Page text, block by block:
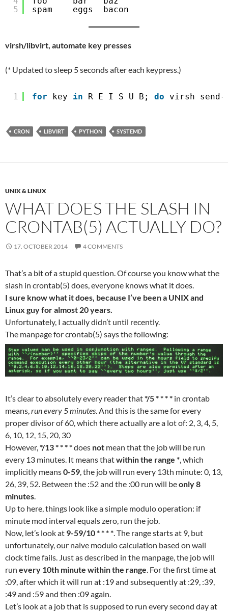
5
spam    eggs  bacon
virsh/libvirt, automate key presses
(* Updated to sleep 5 seconds after each keypress.)
1 for key in R E I S U B; do virsh
CRON LIBVIRT PYTHON SYSTEMD
UNIX & LINUX
WHAT DOES THE SLASH IN
CRONTAB(5) ACTUALLY DO?
17. OCTOBER 2014 4 COMMENTS
That’s a bit of a stupid question. Of course you know what the
slash in crontab(5) does, everyone knows what it does.
I sure know what it does, because I’ve been a UNIX and
Linux guy for almost 20 years.
Unfortunately, I actually didn’t until recently.
The manpage for crontab(5) says the following:
It’s clear to absolutely every reader that*/5 * * * * in crontab
means,run every 5 minutes. And this is the same for every
proper divisor of 60, which there actually are a lot of: 2, 3, 4, 5,
6, 10, 12, 15, 20, 30
However,*/13 * * * *does not mean that the job will be run
every 13 minutes. It means thatwithin the range *, which
implicitly means0-59, the job will run every 13th minute: 0, 13,
26, 39, 52. Between the :52 and the :00 run will beonly 8
minutes.
Up to here, things look like a simple modulo operation: if
minute mod interval equals zero, run the job.
Now, let’s look at 9-59/10 * * * *. The range starts at 9, but
unfortunately, our naive modulo calculation based on wall
clock time fails. Just as described in the manpage, the job will
run every 10th minute within the range. For the first time at
:09, after which it will run at :19 and subsequently at :29, :39,
:49 and :59 and then :09 again.
Let’s look at a job that is supposed to run every second day at